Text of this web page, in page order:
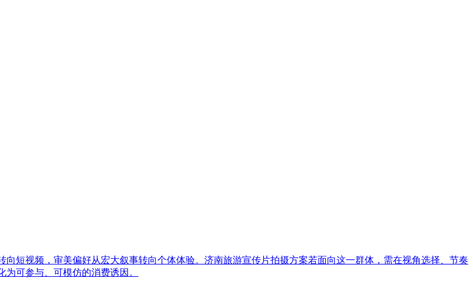
短视频，审美偏好从宏大叙事转向个体体验。济南旅游宣传片拍摄方案若面向这一群体，需在视角选择、节奏
可参与、可模仿的消费诱因。